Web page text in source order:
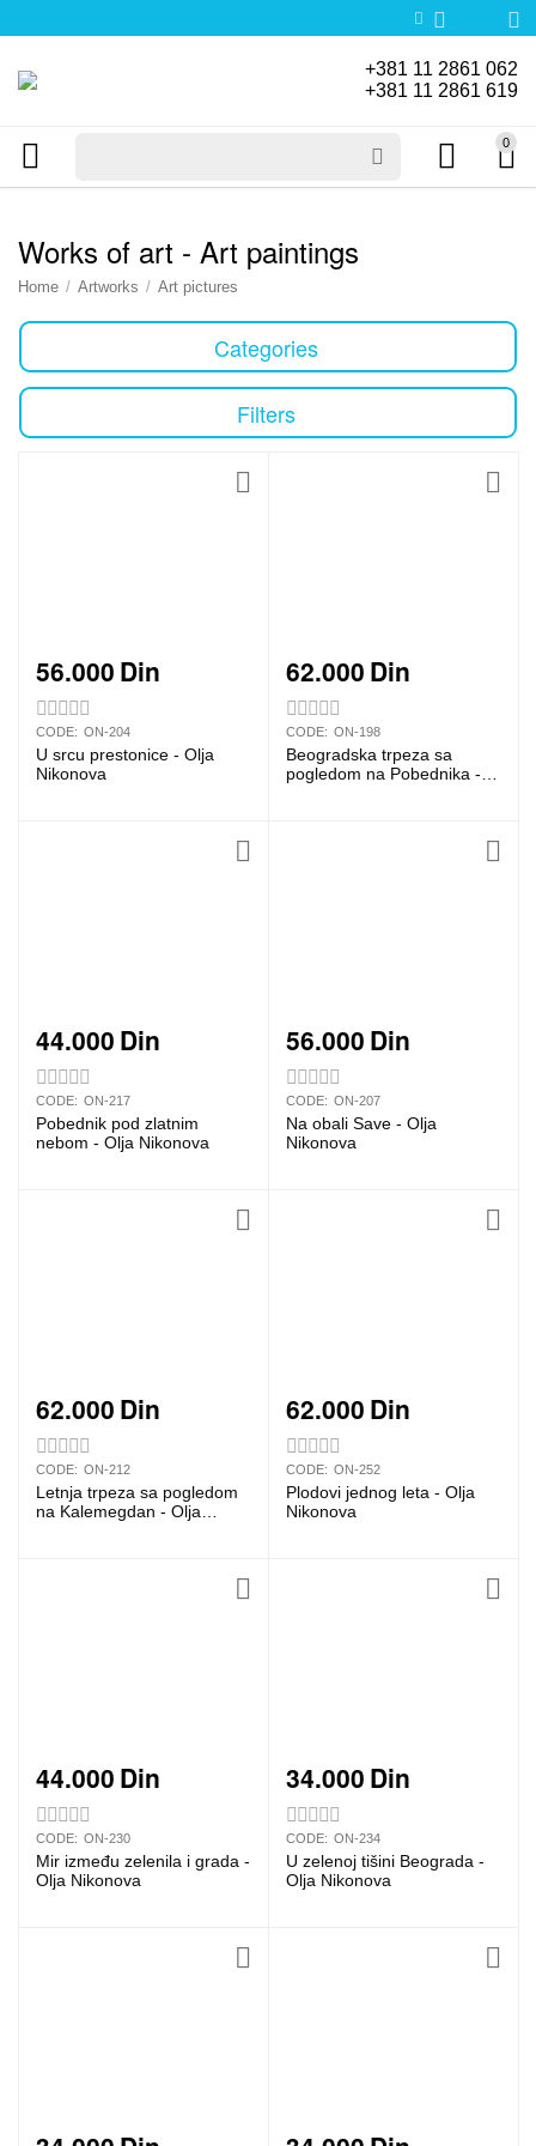
+381 11 2861 062
+381 11 2861 619
0
Works of art - Art paintings
Home / Artworks / Art pictures
Categories
Filters
56.000 Din
CODE: ON-204
U srcu prestonice - Olja
Nikonova
62.000 Din
CODE: ON-198
Beogradska trpeza sa
pogledom na Pobednika -
44.000 Din
CODE: ON-217
Pobednik pod zlatnim
nebom - Olja Nikonova
56.000 Din
CODE: ON-207
Na obali Save - Olja
Nikonova
62.000 Din
CODE: ON-212
Letnja trpeza sa pogledom
na Kalemegdan - Olja
62.000 Din
CODE: ON-252
Plodovi jednog leta - Olja
Nikonova
44.000 Din
CODE: ON-230
Mir između zelenila i grada -
Olja Nikonova
34.000 Din
CODE: ON-234
U zelenoj tišini Beograda -
Olja Nikonova